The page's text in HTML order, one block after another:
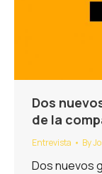
Dos
de la
Entrevista By
Dos nuevos